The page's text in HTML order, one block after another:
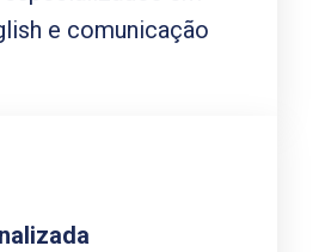
e comunicação